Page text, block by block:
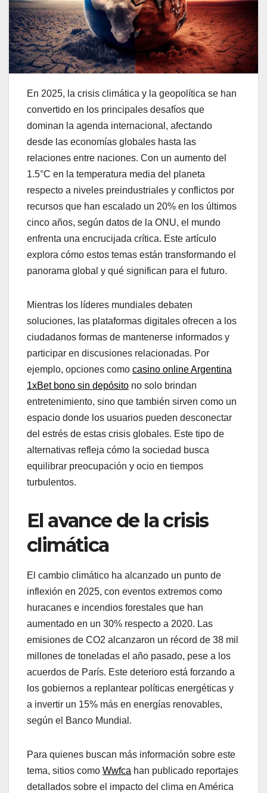
En 2025, la crisis climática y la geopolítica se han
convertido en los principales desafíos que
dominan la agenda internacional, afectando
desde las economías globales hasta las
relaciones entre naciones. Con un aumento del
1.5°C en la temperatura media del planeta
respecto a niveles preindustriales y conflictos por
recursos que han escalado un 20% en los últimos
cinco años, según datos de la ONU, el mundo
enfrenta una encrucijada crítica. Este artículo
explora cómo estos temas están transformando el
panorama global y qué significan para el futuro.
Mientras los líderes mundiales debaten
soluciones, las plataformas digitales ofrecen a los
ciudadanos formas de mantenerse informados y
participar en discusiones relacionadas. Por
ejemplo, opciones como casino online Argentina
1xBet bono sin depósito no solo brindan
entretenimiento, sino que también sirven como un
espacio donde los usuarios pueden desconectar
del estrés de estas crisis globales. Este tipo de
alternativas refleja cómo la sociedad busca
equilibrar preocupación y ocio en tiempos
turbulentos.
El avance de la crisis
climática
El cambio climático ha alcanzado un punto de
inflexión en 2025, con eventos extremos como
huracanes e incendios forestales que han
aumentado en un 30% respecto a 2020. Las
emisiones de CO2 alcanzaron un récord de 38 mil
millones de toneladas el año pasado, pese a los
acuerdos de París. Este deterioro está forzando a
los gobiernos a replantear políticas energéticas y
a invertir un 15% más en energías renovables,
según el Banco Mundial.
Para quienes buscan más información sobre este
tema, sitios como Wwfca han publicado reportajes
detallados sobre el impacto del clima en América